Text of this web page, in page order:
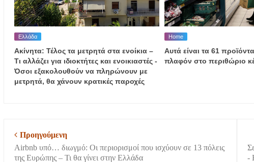
Ελλάδα
Ακίνητα: Τέλος τα μετρητά στα ενοίκια –
Τι αλλάζει για ιδιοκτήτες και ενοικιαστές -
Όσοι εξακολουθούν να πληρώνουν με
μετρητά, θα χάνουν κρατικές παροχές
Home
Αυτά είναι τα 61
πλαφόν στο περιθώριο
-
Προηγούμενη
Airbnb υπό… διωγμό: Οι περιορισμοί που ισχύουν σε 13 πόλεις
της Ευρώπης – Τι θα γίνει στην Ελλάδα